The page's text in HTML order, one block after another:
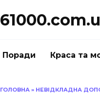
Поради Краса та
ГОЛОВНА » НЕВІДКЛАДНА